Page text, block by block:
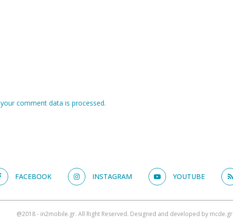
comment data is processed.
FACEBOOK INSTAGRAM YOUTUBE
@2018 - in2mobile.gr. All Right Reserved. Designed and developed by mcde.gr